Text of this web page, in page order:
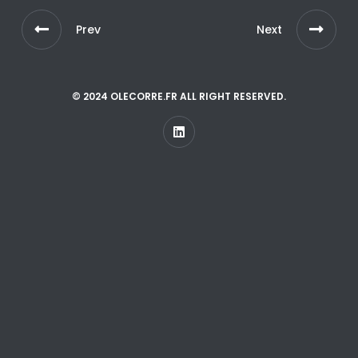
Prev Next
© 2024 OLECORRE.FR ALL RIGHT RESERVED.